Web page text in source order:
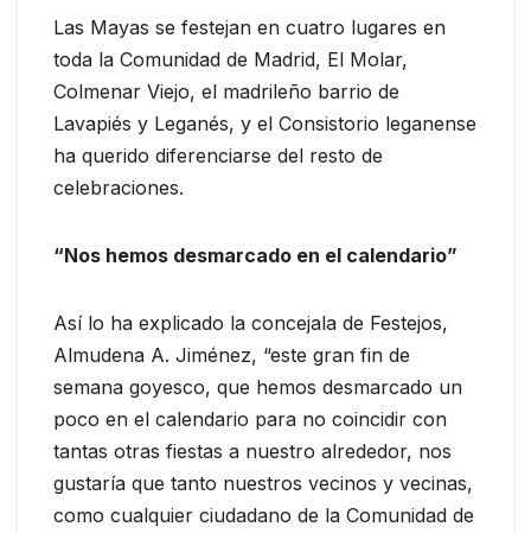
Las Mayas se festejan en cuatro lugares en
toda la Comunidad de Madrid, El Molar,
Colmenar Viejo, el madrileño barrio de
Lavapiés y Leganés, y el Consistorio leganense
ha querido diferenciarse del resto de
celebraciones.
“Nos hemos desmarcado en el calendario”
Así lo ha explicado la concejala de Festejos,
Almudena A. Jiménez, “este gran fin de
semana goyesco, que hemos desmarcado un
poco en el calendario para no coincidir con
tantas otras fiestas a nuestro alrededor, nos
gustaría que tanto nuestros vecinos y vecinas,
como cualquier ciudadano de la Comunidad de